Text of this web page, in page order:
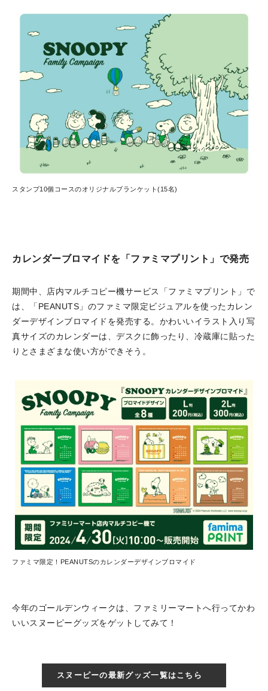
スタンプ10個コースのオリジナルブランケット(15名)
カレンダーブロマイドを「ファミマプリント」で発売
期間中、店内マルチコピー機サービス「ファミマプリント」で
は、「PEANUTS」のファミマ限定ビジュアルを使ったカレン
ダーデザインブロマイドを発売する。かわいいイラスト入り写
真サイズのカレンダーは、デスクに飾ったり、冷蔵庫に貼った
りとさまざまな使い方ができそう。
ファミマ限定！PEANUTSのカレンダーデザインブロマイド
今年のゴールデンウィークは、ファミリーマートへ行ってかわ
いいスヌーピーグッズをゲットしてみて！
スヌーピーの最新グッズ一覧はこちら